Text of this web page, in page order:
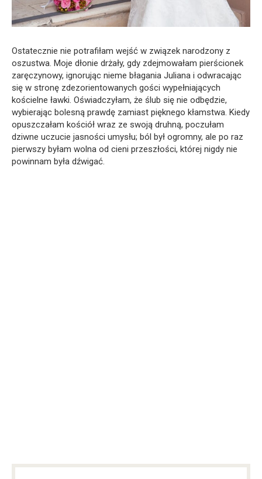
Ostatecznie nie potrafiłam wejść w związek narodzony z
oszustwa. Moje dłonie drżały, gdy zdejmowałam pierścionek
zaręczynowy, ignorując nieme błagania Juliana i odwracając
się w stronę zdezorientowanych gości wypełniających
kościelne ławki. Oświadczyłam, że ślub się nie odbędzie,
wybierając bolesną prawdę zamiast pięknego kłamstwa. Kiedy
opuszczałam kościół wraz ze swoją druhną, poczułam
dziwne uczucie jasności umysłu; ból był ogromny, ale po raz
pierwszy byłam wolna od cieni przeszłości, której nigdy nie
powinnam była dźwigać.